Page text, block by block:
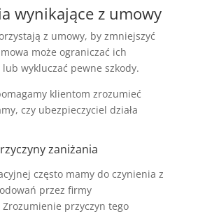
wynikające z umowy
z umowy, by zmniejszyć
może ograniczać ich
wykluczać pewne szkody.
klientom zrozumieć
czy ubezpieczyciel działa
zaniżania
często mamy do czynienia z
przez firmy
przyczyn tego